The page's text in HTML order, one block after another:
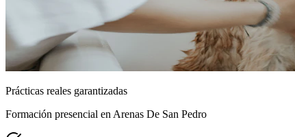
Prácticas reales garantizadas
Formación presencial en Arenas De San Pedro